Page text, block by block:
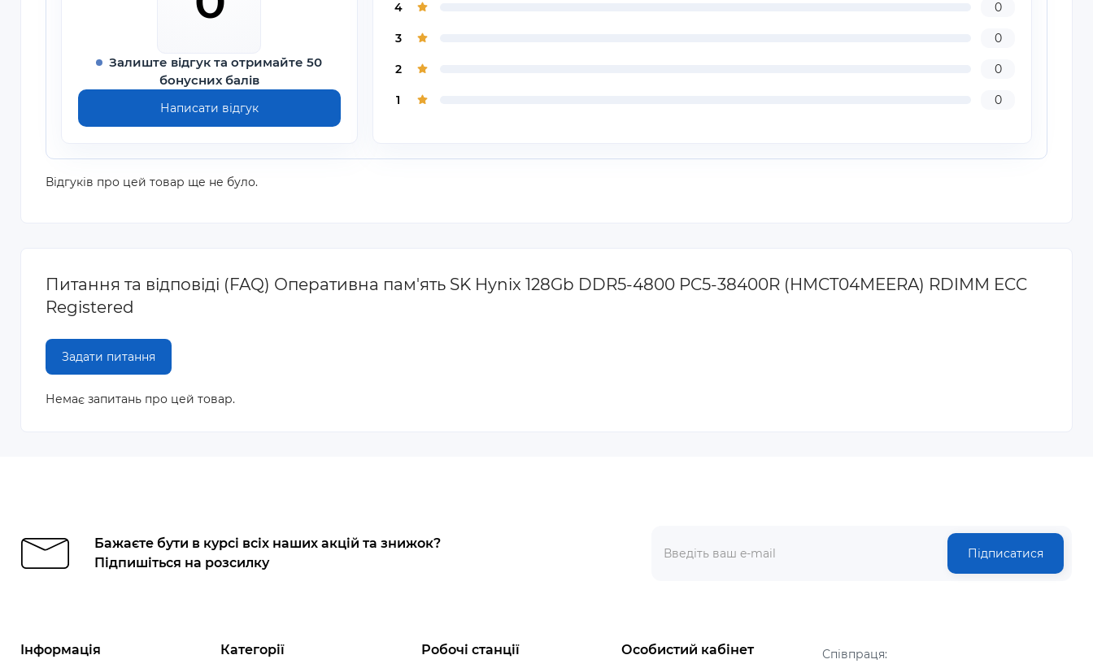
Залиште відгук та отримайте 50
бонусних балів
Написати відгук
4 0
3 0
2 0
1 0
Відгуків про цей товар ще не було.
Питання та відповіді (FAQ) Оперативна пам'ять SK Hynix 128Gb DDR5-4800 PC5-38400R (HMCT04MEERA) RDIMM ECC
Registered
Задати питання
Немає запитань про цей товар.
Бажаєте бути в курсі всіх наших акцій та знижок?
Підпишіться на розсилку
Підписатися
Інформація Категорії Робочі станції Особистий кабінет
Співпраця: